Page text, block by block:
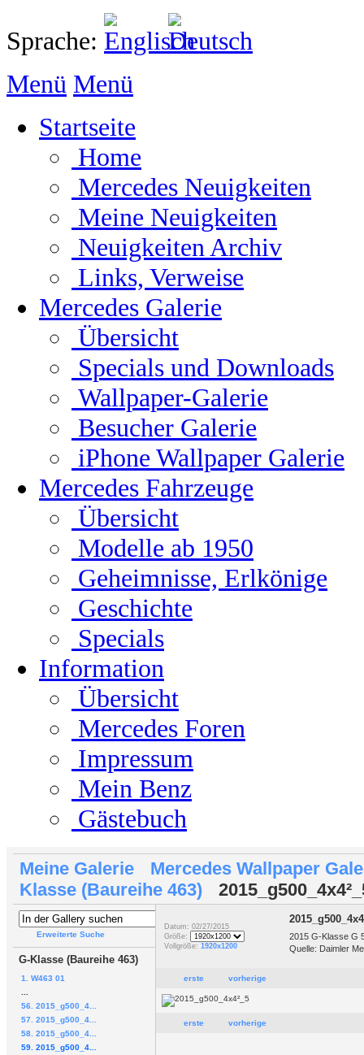
Sprache:
Menü Menü
Startseite
Home
Mercedes Neuigkeiten
Meine Neuigkeiten
Neuigkeiten Archiv
Links, Verweise
Mercedes Galerie
Übersicht
Specials und Downloads
Wallpaper-Galerie
Besucher Galerie
iPhone Wallpaper Galerie
Mercedes Fahrzeuge
Übersicht
Modelle ab 1950
Geheimnisse, Erlkönige
Geschichte
Specials
Information
Übersicht
Mercedes Foren
Impressum
Mein Benz
Gästebuch
Meine Galerie
Mercedes Wallpaper
Klasse (Baureihe 463)
Erweiterte Suche
G-Klasse (Baureihe 463)
1. W463 01
56. 2015_g500_4...
57. 2015_g500_4...
58. 2015_g500_4...
59. 2015_g500_4...
Datum: 02/27/2015
Größe:
Vollgröße: 1920x1200
2015 G-Klasse G
Quelle: Daimler
erste vorherige
erste vorherige